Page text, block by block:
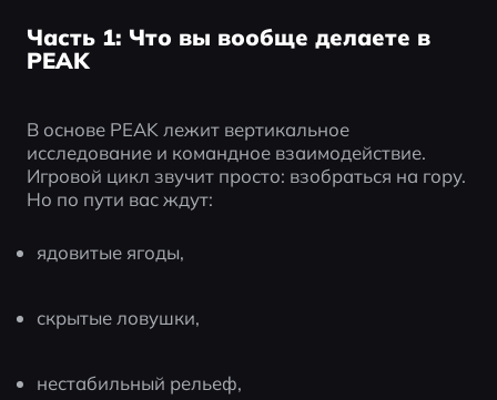
Часть 1: Что вы вообще делаете в
PEAK
В основе PEAK лежит вертикальное
исследование и командное взаимодействие.
Игровой цикл звучит просто: взобраться на гору.
Но по пути вас ждут:
ядовитые ягоды,
скрытые ловушки,
нестабильный рельеф,